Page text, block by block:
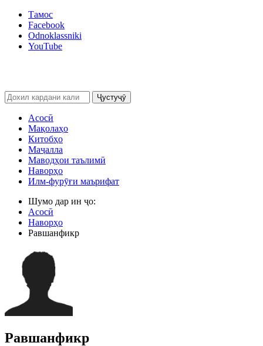
Тамос
Facebook
Odnoklassniki
YouTube
Ҷустуҷӯ
Асосӣ
Мақолаҳо
Китобҳо
Маҷалла
Маводҳои таълимӣ
Наворҳо
Илм-фурӯғи маърифат
Шумо дар ин ҷо:
Асосӣ
Наворҳо
Равшанфикр
Равшанфикр